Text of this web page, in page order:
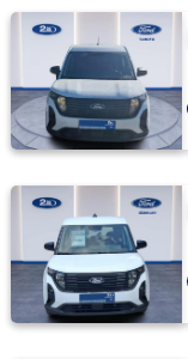
MOTORSIKLET
NISSAN
OPEL
PEUGEOT
RENAULT
SEAT
SKODA
SSANGYONG
SUBARU
TESLA